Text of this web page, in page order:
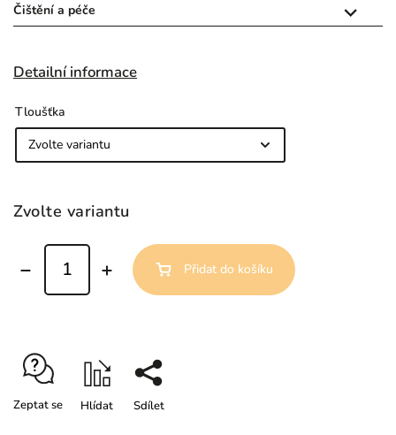
Čištění a péče 
Detailní informace
Tloušťka
Zvolte variantu
Přidat do košíku
Zeptat se Hlídat Sdílet